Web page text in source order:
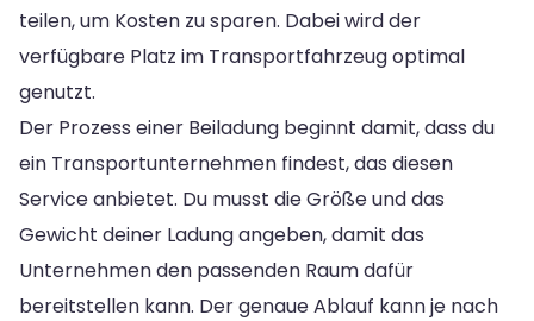
teilen, um Kosten zu sparen. Dabei wird der
verfügbare Platz im Transportfahrzeug optimal
genutzt.
Der Prozess einer Beiladung beginnt damit, dass du
ein Transportunternehmen findest, das diesen
Service anbietet. Du musst die Größe und das
Gewicht deiner Ladung angeben, damit das
Unternehmen den passenden Raum dafür
bereitstellen kann. Der genaue Ablauf kann je nach